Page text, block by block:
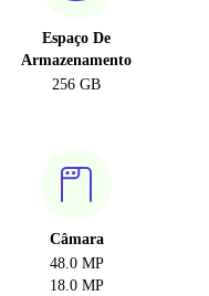
Espaço De
Armazenamento
256 GB
Câmara
48.0 MP
18.0 MP